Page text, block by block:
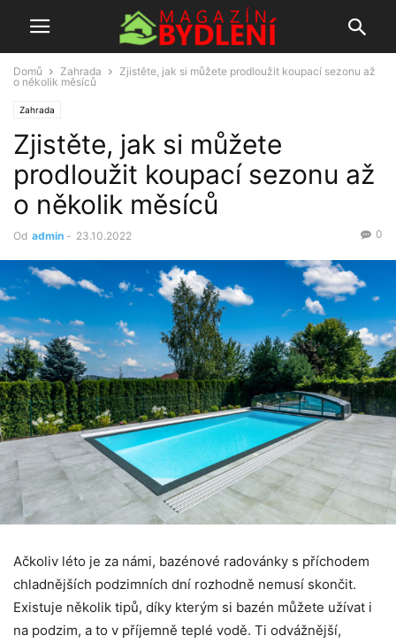
Domů Zahrada
Zjistěte, jak si můžete prodloužit koupací sezonu až
o několik měsíců
Zahrada
Zjistěte, jak si můžete
prodloužit koupací sezonu až
o několik měsíců
Od admin - 23.10.2022 0
Ačkoliv léto je za námi, bazénové radovánky s příchodem
chladnějších podzimních dní rozhodně nemusí skončit.
Existuje několik tipů, díky kterým si bazén můžete užívat i
na podzim, a to v příjemně teplé vodě. Ti odvážnější,